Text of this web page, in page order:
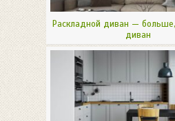
Раскладной диван —
диван